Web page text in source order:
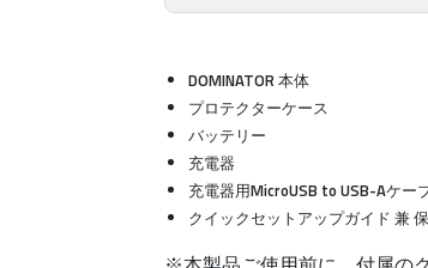
DOMINATOR 本体
プロテクターケース
バッテリー
充電器
充電器用MicroUSB to USB-Aケー
クイックセットアップガイド 兼